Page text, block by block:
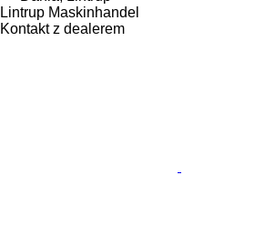
Lintrup Maskinhandel
Kontakt z dealerem